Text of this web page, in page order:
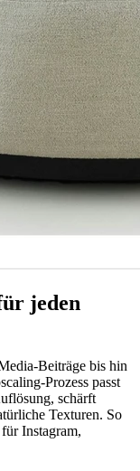
jeden
Beiträge bis hin
Prozess passt
schärft
Texturen. So
Instagram,